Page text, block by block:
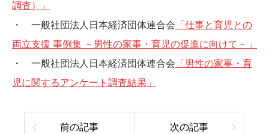
調査）」
・ 一般社団法人日本経済団体連合会 「仕事と育児との
両立支援 事例集 －男性の家事・育児の促進に向けて－」
・ 一般社団法人日本経済団体連合会 「男性の家事・育
児に関するアンケート調査結果」
前の記事 次の記事